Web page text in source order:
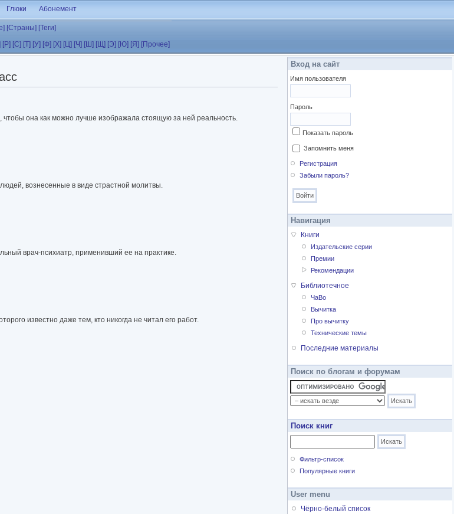
Глюки Абонемент
[Страны] [Теги]
[Р] [С] [Т] [У] [Ф] [Х] [Ц] [Ч] [Ш] [Щ] [Э] [Ю] [Я] [Прочее]
она как можно лучше изображала стоящую за ней реальность.
вознесенные в виде страстной молитвы.
врач-психиатр, применивший ее на практике.
известно даже тем, кто никогда не читал его работ.
Вход на сайт
Имя пользователя
Пароль
Показать пароль
Запомнить меня
Регистрация
Забыли пароль?
Навигация
Книги
Издательские серии
Премии
Рекомендации
Библиотечное
ЧаВо
Вычитка
Про вычитку
Технические темы
Последние материалы
Поиск по блогам и форумам
Поиск книг
Фильтр-список
Популярные книги
User menu
Чёрно-белый список